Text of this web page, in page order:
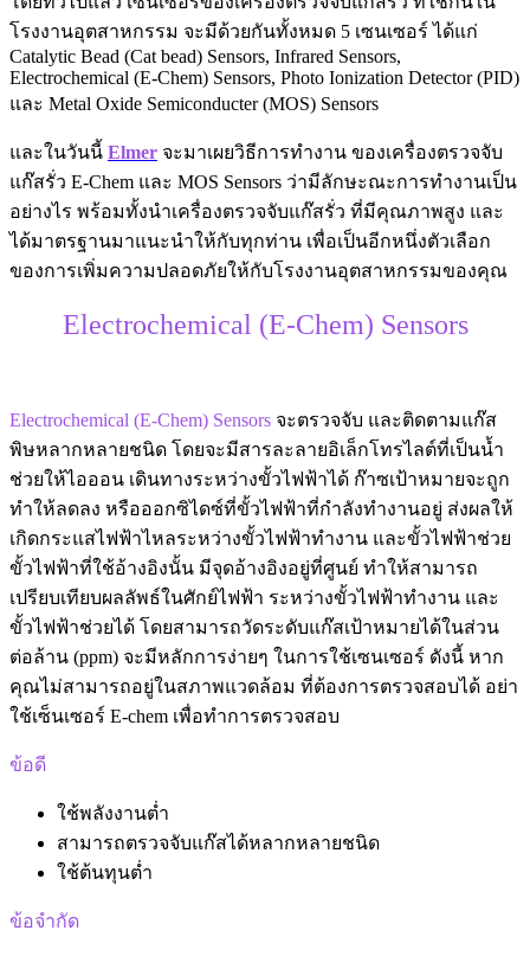
โรงงานอุตสาหกรรม จะมีด้วยกันทั้งหมด 5 เซนเซอร์ ได้แก่
Catalytic Bead (Cat bead) Sensors, Infrared Sensors,
Electrochemical (E-Chem) Sensors, Photo Ionization Detector (PID)
และ Metal Oxide Semiconducter (MOS) Sensors
และในวันนี้ Elmer จะมาเผยวิธีการทำงาน ของเครื่องตรวจจับ
แก๊สรั่ว E-Chem และ MOS Sensors ว่ามีลักษะณะการทำงานเป็น
อย่างไร พร้อมทั้งนำเครื่องตรวจจับแก๊สรั่ว ที่มีคุณภาพสูง และ
ได้มาตรฐานมาแนะนำให้กับทุกท่าน เพื่อเป็นอีกหนึ่งตัวเลือก
ของการเพิ่มความปลอดภัยให้กับโรงงานอุตสาหกรรมของคุณ
Electrochemical (E-Chem) Sensors
Electrochemical (E-Chem) Sensors จะตรวจจับ และติดตามแก๊ส
พิษหลากหลายชนิด โดยจะมีสารละลายอิเล็กโทรไลต์ที่เป็นน้ำ
ช่วยให้ไอออน เดินทางระหว่างขั้วไฟฟ้าได้ ก๊าซเป้าหมายจะถูก
ทำให้ลดลง หรือออกซิไดซ์ที่ขั้วไฟฟ้าที่กำลังทำงานอยู่ ส่งผลให้
เกิดกระแสไฟฟ้าไหลระหว่างขั้วไฟฟ้าทำงาน และขั้วไฟฟ้าช่วย
ขั้วไฟฟ้าที่ใช้อ้างอิงนั้น มีจุดอ้างอิงอยู่ที่ศูนย์ ทำให้สามารถ
เปรียบเทียบผลลัพธ์ในศักย์ไฟฟ้า ระหว่างขั้วไฟฟ้าทำงาน และ
ขั้วไฟฟ้าช่วยได้ โดยสามารถวัดระดับแก๊สเป้าหมายได้ในส่วน
ต่อล้าน (ppm) จะมีหลักการง่ายๆ ในการใช้เซนเซอร์ ดังนี้ หาก
คุณไม่สามารถอยู่ในสภาพแวดล้อม ที่ต้องการตรวจสอบได้ อย่า
ใช้เซ็นเซอร์ E-chem เพื่อทำการตรวจสอบ
ข้อดี
ใช้พลังงานต่ำ
สามารถตรวจจับแก๊สได้หลากหลายชนิด
ใช้ต้นทุนต่ำ
ข้อจำกัด